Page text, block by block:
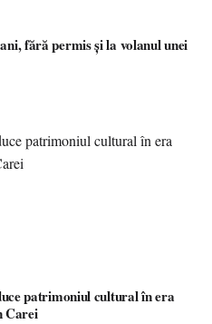
fără permis și la volanul unei
patrimoniul cultural în era
Carei